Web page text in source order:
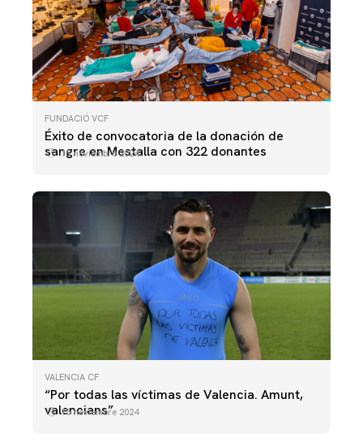
FUNDACIÓ VCF
Éxito de convocatoria de la donación de
sangre en Mestalla con 322 donantes
15 noviembre 2024
VALENCIA CF
“Por todas las víctimas de Valencia. Amunt,
valencians”
15 noviembre 2024